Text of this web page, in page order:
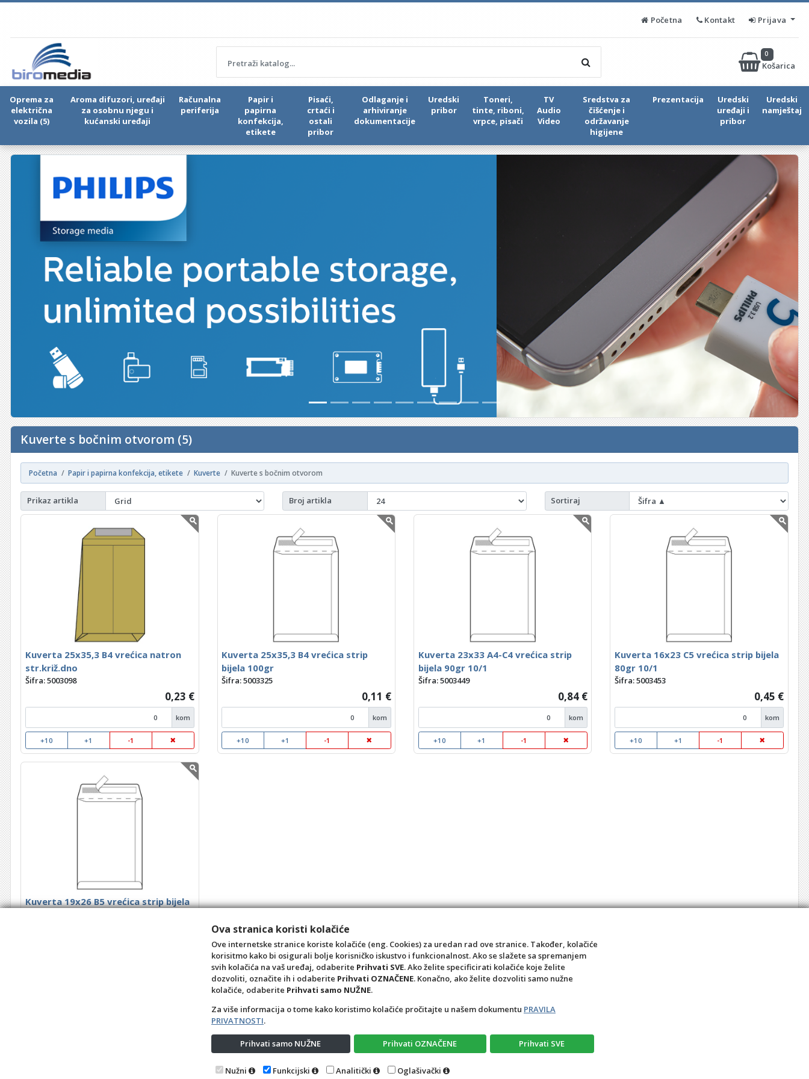
Početna Kontakt Prijava
Košarica
0
Oprema za
električna
vozila (5)
Aroma difuzori, uređaji
za osobnu njegu i
kućanski uređaji
Računalna
periferija
Papir i
papirna
konfekcija,
etikete
Pisaći,
crtaći i
ostali
pribor
Odlaganje i
arhiviranje
dokumentacije
Uredski
pribor
Toneri,
tinte, riboni,
vrpce, pisači
TV
Audio
Video
Sredstva za
čišćenje i
održavanje
higijene
Prezentacija
Uredski
uređaji i
pribor
Uredski
namještaj
Kuverte s bočnim otvorom (5)
Početna Papir i papirna konfekcija, etikete Kuverte Kuverte s bočnim otvorom
Prikaz artikla Broj artikla Sortiraj
Kuverta 25x35,3 B4 vrećica natron
str.križ.dno
Šifra: 5003098
0,23 €
kom
+10 +1 -1
Kuverta 25x35,3 B4 vrećica strip
bijela 100gr
Šifra: 5003325
0,11 €
kom
+10 +1 -1
Kuverta 23x33 A4-C4 vrećica strip
bijela 90gr 10/1
Šifra: 5003449
0,84 €
kom
+10 +1 -1
Kuverta 16x23 C5 vrećica strip bijela
80gr 10/1
Šifra: 5003453
0,45 €
kom
+10 +1 -1
Kuverta 19x26 B5 vrećica strip bijela
Opći uvjeti Pravila privatnosti Raskid ugovora – povrat Prigovor potrošača – reklamacije
Ova stranica koristi kolačiće
Ove internetske stranice koriste kolačiće (eng. Cookies) za uredan rad ove stranice. Također, kolačiće
korisitmo kako bi osigurali bolje korisničko iskustvo i funkcionalnost. Ako se slažete sa spremanjem
svih kolačića na vaš uređaj, odaberite Prihvati SVE. Ako želite specificirati kolačiće koje želite
dozvoliti, označite ih i odaberite Prihvati OZNAČENE. Konačno, ako želite dozvoliti samo nužne
kolačiće, odaberite Prihvati samo NUŽNE.
Za više informacija o tome kako koristimo kolačiće pročitajte u našem dokumentu PRAVILA
PRIVATNOSTI.
Prihvati samo NUŽNE Prihvati OZNAČENE Prihvati SVE
Nužni Funkcijski Analitički Oglašivački